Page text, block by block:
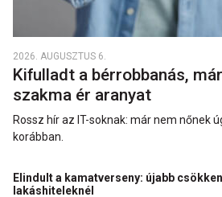
2026. AUGUSZTUS 6.
Kifulladt a bérrobbanás,
szakma ér aranyat
Rossz hír az IT-soknak: már nem nőnek
korábban.
Elindult a kamatverseny: újabb
lakáshiteleknél